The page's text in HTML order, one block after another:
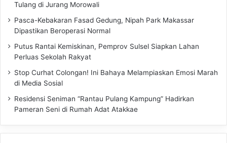
Tulang di Jurang Morowali
Pasca-Kebakaran Fasad Gedung, Nipah Park Makassar
Dipastikan Beroperasi Normal
Putus Rantai Kemiskinan, Pemprov Sulsel Siapkan Lahan
Perluas Sekolah Rakyat
Stop Curhat Colongan! Ini Bahaya Melampiaskan Emosi Marah
di Media Sosial
Residensi Seniman “Rantau Pulang Kampung” Hadirkan
Pameran Seni di Rumah Adat Atakkae